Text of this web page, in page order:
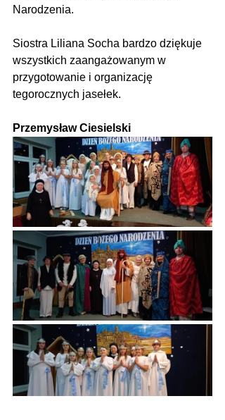
Narodzenia.
Siostra Liliana Socha bardzo dziękuje
wszystkich zaangażowanym w
przygotowanie i organizację
tegorocznych jasełek.
Przemysław Ciesielski